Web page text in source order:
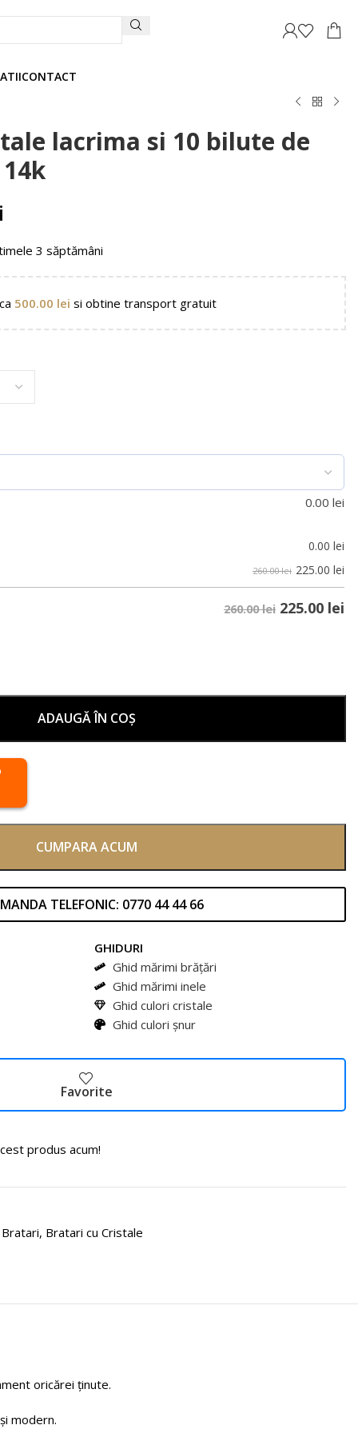
CONTACT
lacrima si 10 bilute de
3 săptămâni
500.00 lei si obtine transport gratuit
0.00 lei
0.00 lei
260.00 lei 225.00 lei
260.00 lei 225.00 lei
ADAUGĂ ÎN COȘ
CUMPARA ACUM
TELEFONIC: 0770 44 44 66
GHIDURI
Ghid mărimi brățări
Ghid mărimi inele
Ghid culori cristale
Ghid culori șnur
Favorite
produs acum!
Bratari, Bratari cu Cristale
oricărei ținute.
modern.